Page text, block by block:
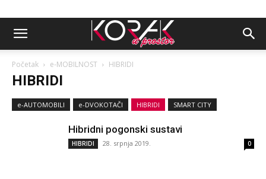
Početak e-MOBILNOST HIBRIDI
HIBRIDI
e-AUTOMOBILI e-DVOKOTAČI HIBRIDI SMART CITY
Hibridni pogonski sustavi
HIBRIDI 28. srpnja 2019. 0